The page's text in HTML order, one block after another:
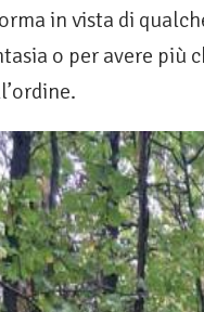
in vista di
o per avere più